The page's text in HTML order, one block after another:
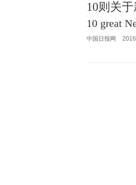
10则关
10 great
中国日报网